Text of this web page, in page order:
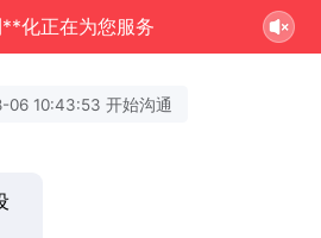
化正在为您服务
06 10:43:53 开始沟通